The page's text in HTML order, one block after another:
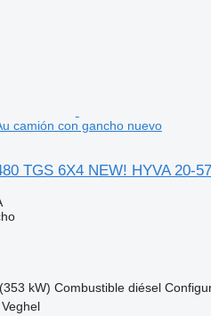
camión con gancho nuevo
TGS 6X4 NEW! HYVA 20-
kW) Combustible diésel